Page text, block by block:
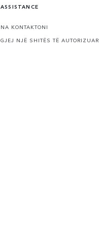
ASSISTANCE
NA KONTAKTONI
GJEJ NJË SHITËS TË AUTORIZUAR